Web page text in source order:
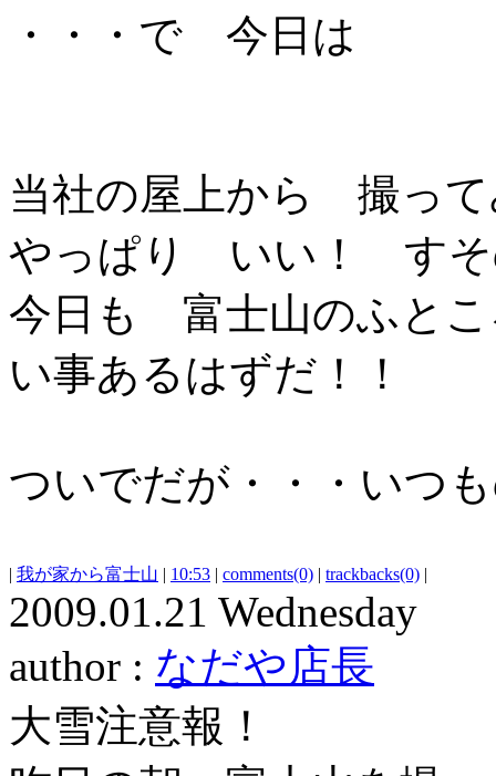
・・・で 今日は
当社の屋上から 撮って
やっぱり いい！ すそ
今日も 富士山のふと
い事あるはずだ！！
ついでだが・・・いつ
| 我が家から富士山 | 10:53 | comments(0) | trackbacks(0) |
2009.01.21 Wednesday
author : なだや店長
大雪注意報！